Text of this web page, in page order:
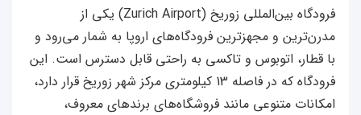
فرودگاه بین‌المللی زوریخ (Zurich Airport) یکی از
مدرن‌ترین و مجهزترین فرودگاه‌های اروپا به شمار می‌رود و
با قطار، اتوبوس و تاکسی به راحتی قابل دسترس است. این
فرودگاه که در فاصله 13 کیلومتری مرکز شهر زوریخ قرار دارد،
امکانات متنوعی مانند فروشگاه‌های برندهای معروف،